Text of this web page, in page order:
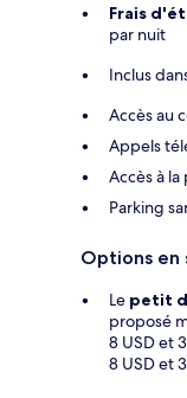
Frais
par nuit
Inclus
Accès au
Appels
Accès à la
Parking
Options en
Le petit
proposé
8 USD et
8 USD et